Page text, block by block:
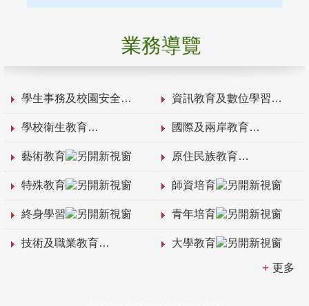
業務導覽
學生事務及校園安全 資訊教育及數位學習
學校衛生教育 國際及兩岸教育
藝術教育 原住民族教育
特殊教育 師資培育
終身學習 青年培育
技術及職業教育 大學教育
更多